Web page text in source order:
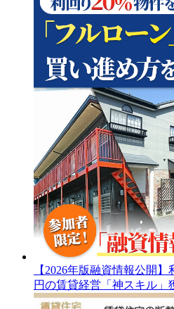
【2026年版融資情報公開
円の賃貸経営「神スキル」